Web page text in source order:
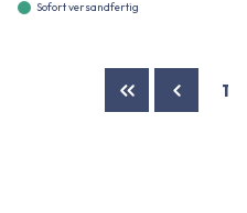
Sofort versandfertig
1